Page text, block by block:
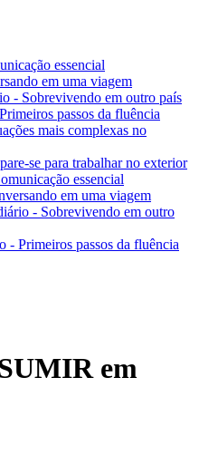
essencial
em uma viagem
- Sobrevivendo em outro país
passos da fluência
mais complexas no
se para trabalhar no exterior
essencial
em uma viagem
- Sobrevivendo em outro
- Primeiros passos da fluência
em